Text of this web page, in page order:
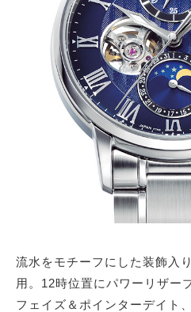
流水をモチーフにした装飾入
用。12時位置にパワーリザー
フェイズ＆ポインターデイト